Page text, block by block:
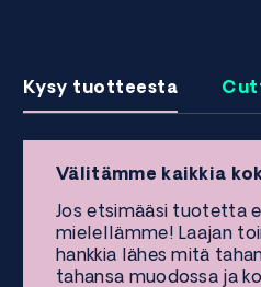
Kysy tuotteesta
Välitämme kaikkia
Jos etsimääsi tuotetta
mielellämme! Laajan
hankkia lähes mitä
tahansa muodossa ja